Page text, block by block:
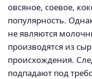
овсяное, соевое,
популярность.
не являются
производятся из
происхождения.
подпадают под